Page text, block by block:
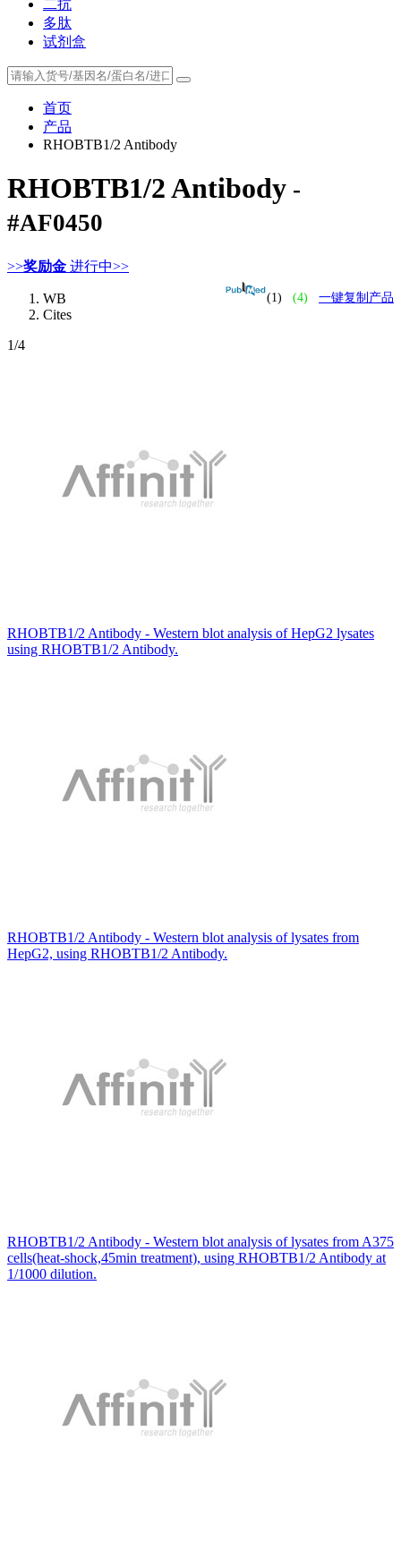
二抗
多肽
试剂盒
首页
产品
RHOBTB1/2 Antibody
RHOBTB1/2 Antibody -
#AF0450
>>奖励金 进行中>>
(1) (4) 一键复制产品
WB
Cites
1/4
RHOBTB1/2 Antibody - Western blot analysis of HepG2 lysates
using RHOBTB1/2 Antibody.
RHOBTB1/2 Antibody - Western blot analysis of lysates from
HepG2, using RHOBTB1/2 Antibody.
RHOBTB1/2 Antibody - Western blot analysis of lysates from A375
cells(heat-shock,45min treatment), using RHOBTB1/2 Antibody at
1/1000 dilution.